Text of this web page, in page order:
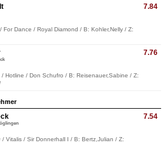
7.84
For Dance / Royal Diamond / B: Kohler,Nelly / Z:
7.76
Hotline / Don Schufro / B: Reisenauer,Sabine / Z:
7.54
Vitalis / Sir Donnerhall I / B: Bertz,Julian / Z: